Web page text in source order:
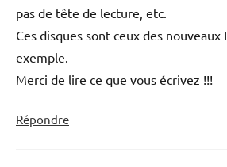
pas de tête de lecture, etc.
Ces disques sont ceux des nouveaux
exemple.
Merci de lire ce que vous écrivez !!!
Répondre